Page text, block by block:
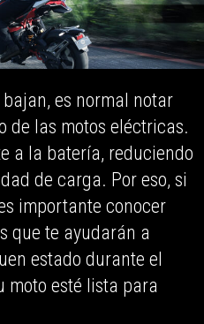
es normal notar
de las motos eléctricas.
a la batería, reduciendo
de carga. Por eso, si
importante conocer
que te ayudarán a
estado durante el
moto esté lista para